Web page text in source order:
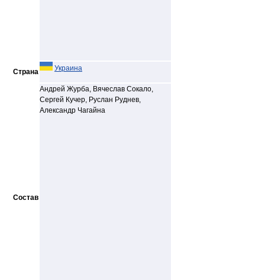
Страна Украина
Состав
Андрей Журба, Вячеслав Сокало,
Сергей Кучер, Руслан Руднев,
Александр Чагайна